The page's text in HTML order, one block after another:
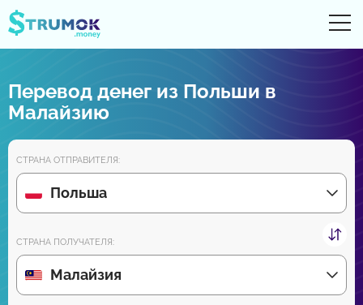
Денежные переводы
Цифровые счета
Обзоры партнеров
Уже скоро скачайте приложение для Android и iPhone:
Перевод денег из Польши в
Малайзию
СТРАНА ОТПРАВИТЕЛЯ:
Польша
СТРАНА ПОЛУЧАТЕЛЯ:
Малайзия